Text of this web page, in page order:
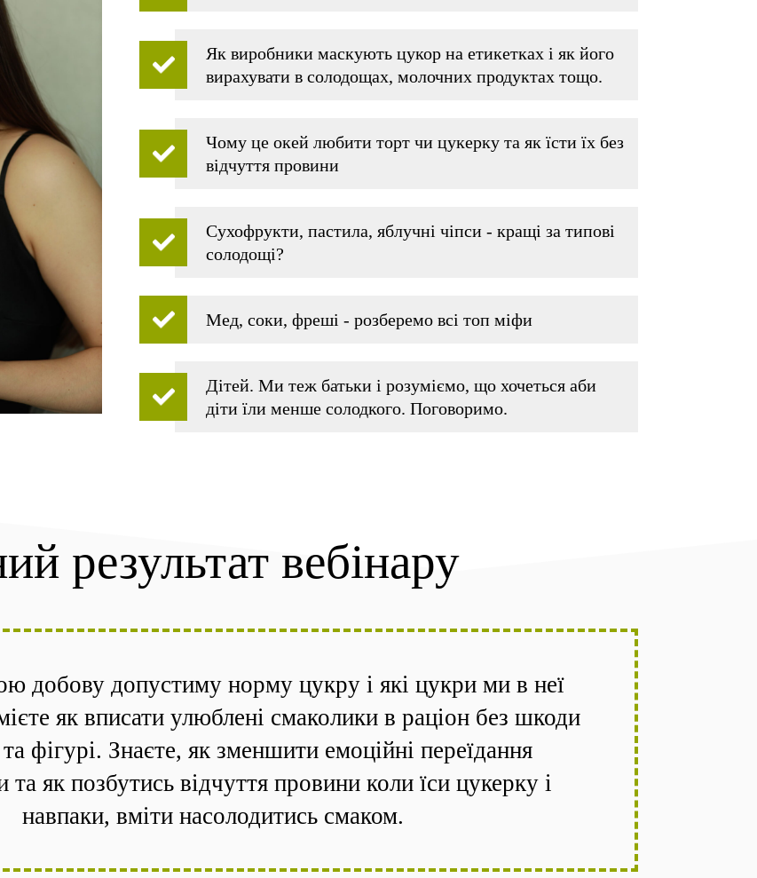
Як виробники маскують цукор на етикетках і як його
вирахувати в солодощах, молочних продуктах тощо.
Чому це окей любити торт чи цукерку та як їсти їх без
відчуття провини
Сухофрукти, пастила, яблучні чіпси - кращі за типові
солодощі?
Мед, соки, фреші - розберемо всі топ міфи
Дітей. Ми теж батьки і розуміємо, що хочеться аби
діти їли менше солодкого. Поговоримо.
результат вебінару
добову допустиму норму цукру і які цукри ми в неї
як вписати улюблені смаколики в раціон без шкоди
фігурі. Знаєте, як зменшити емоційні переїдання
як позбутись відчуття провини коли їси цукерку і
навпаки, вміти насолодитись смаком.